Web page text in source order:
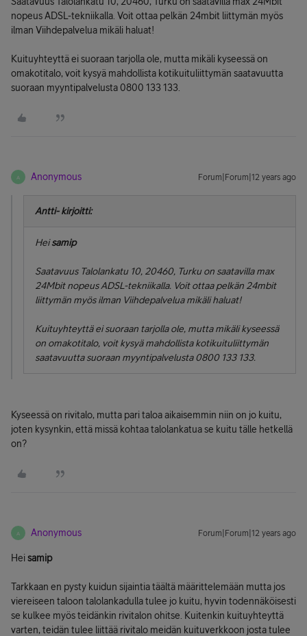
nopeus ADSL-tekniikalla. Voit ottaa pelkän 24mbit liittymän myös
ilman Viihdepalvelua mikäli haluat!
Kuituyhteyttä ei suoraan tarjolla ole, mutta mikäli kyseessä on
omakotitalo, voit kysyä mahdollista kotikuituliittymän saatavuutta
suoraan myyntipalvelusta 0800 133 133.
A Anonymous Forum|Forum|12 years ago
Antti- kirjoitti:
Heisamip
Saatavuus Talolankatu 10, 20460, Turku on saatavilla max
24Mbit nopeus ADSL-tekniikalla. Voit ottaa pelkän 24mbit
liittymän myös ilman Viihdepalvelua mikäli haluat!
Kuituyhteyttä ei suoraan tarjolla ole, mutta mikäli kyseessä
on omakotitalo, voit kysyä mahdollista kotikuituliittymän
saatavuutta suoraan myyntipalvelusta 0800 133 133.
Kyseessä on rivitalo, mutta pari taloa aikaisemmin niin on jo kuitu,
joten kysynkin, että missä kohtaa talolankatua se kuitu tälle hetkellä
on?
A Anonymous Forum|Forum|12 years ago
Heisamip
Tarkkaan en pysty kuidun sijaintia täältä määrittelemään mutta jos
viereiseen taloon talolankadulla tulee jo kuitu, hyvin todennäköisesti
se kulkee myös teidänkin rivitalon ohitse. Kuitenkin kuituyhteyttä
varten, teidän tulee liittää rivitalo meidän kuituverkkoon josta tulee